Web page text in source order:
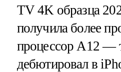
TV 4K образца
получила более
процессор A12 —
дебютировал в